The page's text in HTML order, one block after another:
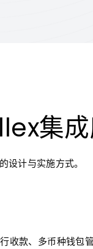
集
设计与实施方式。
收款、多币种钱包